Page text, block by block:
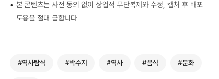
• 본 콘텐츠는 사전 동의 없이 상업적 무단복제와 수정, 캡처 후 배포
도용을 절대 금합니다.
#역사탐식 #박수지 #역사 #음식 #문화